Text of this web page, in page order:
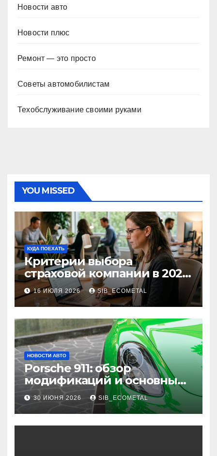
Новости авто
Новости плюс
Ремонт — это просто
Советы автомобилистам
Техобслуживание своими руками
YOU MISSED
КУДА ПОЕХАТЬ
Критерии выбора
страховой компании в 2026
году: надежность и
реальные отзывы о
выплатах
16 ИЮЛЯ 2026 SIB_ECOMETAL
НОВОСТИ АВТО
Porsche 911: обзор
модификаций и основные
характеристики
30 ИЮНЯ 2026 SIB_ECOMETAL